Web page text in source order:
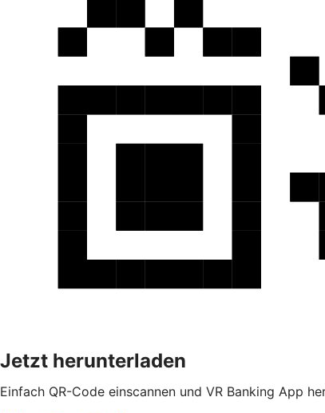
Jetzt herunterladen
Einfach QR-Code einscannen und VR Banking App